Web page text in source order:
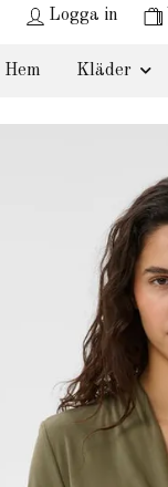
Logga in
Hem Kläder